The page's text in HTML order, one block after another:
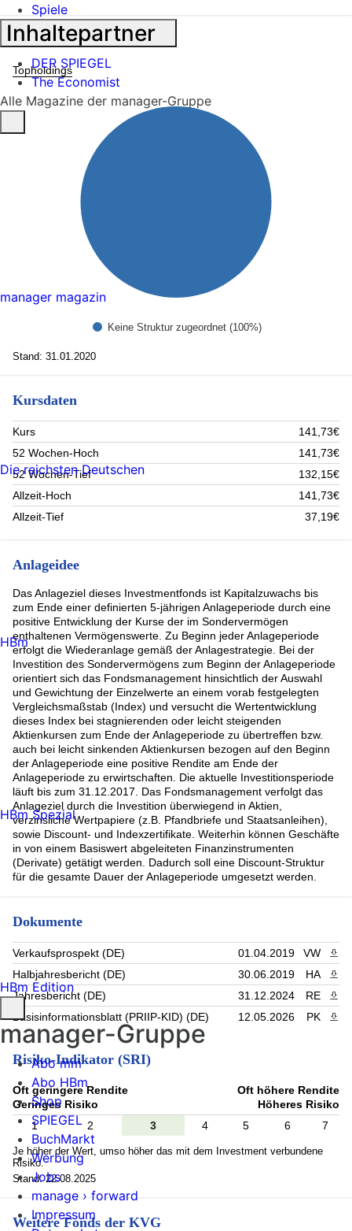
Fondsstruktur
Topholdings
Keine Struktur zugeordnet (100%)
Stand: 31.01.2020
Kursdaten
Kurs
141,73€
52 Wochen-Hoch
141,73€
52 Wochen-Tief
132,15€
Allzeit-Hoch
141,73€
Allzeit-Tief
37,19€
Anlageidee
Das Anlageziel dieses Investmentfonds ist Kapitalzuwachs bis
zum Ende einer definierten 5-jährigen Anlageperiode durch eine
positive Entwicklung der Kurse der im Sondervermögen
enthaltenen Vermögenswerte. Zu Beginn jeder Anlageperiode
erfolgt die Wiederanlage gemäß der Anlagestrategie. Bei der
Investition des Sondervermögens zum Beginn der Anlageperiode
orientiert sich das Fondsmanagement hinsichtlich der Auswahl
und Gewichtung der Einzelwerte an einem vorab festgelegten
Vergleichsmaßstab (Index) und versucht die Wertentwicklung
dieses Index bei stagnierenden oder leicht steigenden
Aktienkursen zum Ende der Anlageperiode zu übertreffen bzw.
auch bei leicht sinkenden Aktienkursen bezogen auf den Beginn
der Anlageperiode eine positive Rendite am Ende der
Anlageperiode zu erwirtschaften. Die aktuelle Investitionsperiode
läuft bis zum 31.12.2017. Das Fondsmanagement verfolgt das
Anlageziel durch die Investition überwiegend in Aktien,
verzinsliche Wertpapiere (z.B. Pfandbriefe und Staatsanleihen),
sowie Discount- und Indexzertifikate. Weiterhin können Geschäfte
in von einem Basiswert abgeleiteten Finanzinstrumenten
(Derivate) getätigt werden. Dadurch soll eine Discount-Struktur
für die gesamte Dauer der Anlageperiode umgesetzt werden.
Dokumente
Verkaufsprospekt (DE) 01.04.2019 VW
Halbjahresbericht (DE)
30.06.2019 HA
Jahresbericht (DE)
31.12.2024 RE
Basisinformationsblatt (PRIIP-KID) (DE)
12.05.2026 PK
Risiko-Indikator (SRI)
Oft geringere Rendite
Geringes Risiko
Oft höhere Rendite
Höheres Risiko
1
2 3 4 5 6 7
Je höher der Wert, umso höher das mit dem Investment verbundene
Risiko.
Stand: 22.08.2025
Weitere Fonds der KVG
Spiele
Inhaltepartner
DER SPIEGEL
The Economist
Alle Magazine der manager-Gruppe
manager magazin
Die reichsten Deutschen
HBm
HBm Spezial
HBm Edition
manager-Gruppe
Abo mm
Abo HBm
Shop
SPIEGEL
BuchMarkt
Werbung
Jobs
manage › forward
Impressum